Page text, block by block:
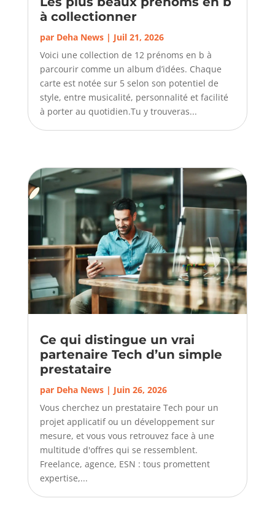
à collectionner
par Deha News| Juil 21, 2026
Voici une collection de 12 prénoms en b à
parcourir comme un album d’idées. Chaque
carte est notée sur 5 selon son potentiel de
style, entre musicalité, personnalité et facilité
à porter au quotidien.Tu y trouveras...
Ce qui distingue un vrai
partenaire Tech d’un simple
prestataire
par Deha News| Juin 26, 2026
Vous cherchez un prestataire Tech pour un
projet applicatif ou un développement sur
mesure, et vous vous retrouvez face à une
multitude d'offres qui se ressemblent.
Freelance, agence, ESN : tous promettent
expertise,...